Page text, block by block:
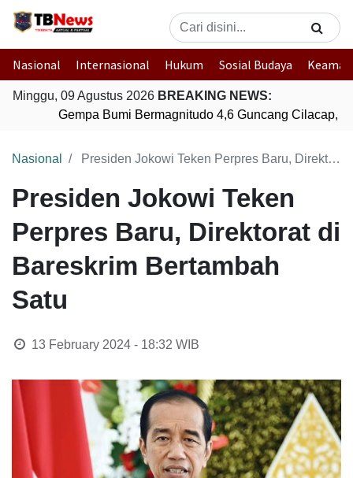
Nasional Internasional Hukum Sosial Budaya
Minggu, 09 Agustus 2026 BREAKING NEWS:
Gempa Bumi Bermagnitudo 4,6 Guncang Cilacap,
Nasional Presiden Jokowi Teken Perpres Baru, Direktorat di Bareskrim Bertambah Satu
Presiden Jokowi Teken
Perpres Baru, Direktorat di
Bareskrim Bertambah
Satu
13 February 2024 - 18:32 WIB